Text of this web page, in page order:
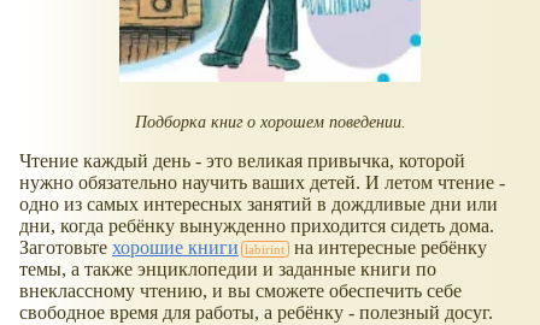
Подборка книг о хорошем поведении.
Чтение каждый день - это великая привычка, которой
нужно обязательно научить ваших детей. И летом чтение -
одно из самых интересных занятий в дождливые дни или
дни, когда ребёнку вынужденно приходится сидеть дома.
Заготовьте хорошие книги
на интересные ребёнку
темы, а также энциклопедии и заданные книги по
внеклассному чтению, и вы сможете обеспечить себе
свободное время для работы, а ребёнку - полезный досуг.